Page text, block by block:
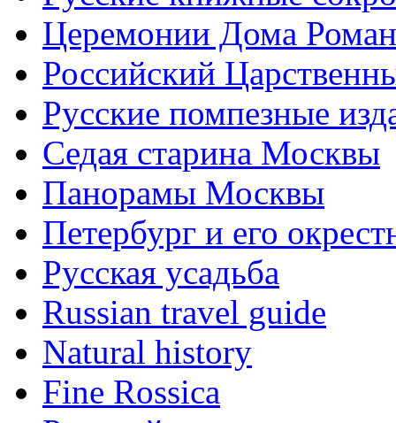
Церемонии Дома
Российский
Русские помпезные
Седая старина Москвы
Панорамы Москвы
Петербург и его
Русская усадьба
Russian travel guide
Natural history
Fine Rossica